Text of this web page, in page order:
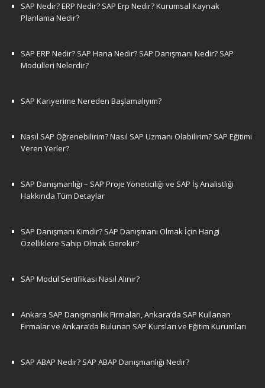
SAP Nedir? ERP Nedir? SAP Erp Nedir? Kurumsal Kaynak
Planlama Nedir?
SAP ERP Nedir? SAP Hana Nedir? SAP Danışmanı Nedir? SAP
Modülleri Nelerdir?
SAP Kariyerime Nereden Başlamalıyım?
Nasıl SAP Öğrenebilirim? Nasıl SAP Uzmanı Olabilirim? SAP Eğitimi
Veren Yerler?
SAP Danışmanlığı – SAP Proje Yöneticiliği ve SAP İş Analistliği
Hakkında Tüm Detaylar
SAP Danışmanı Kimdir? SAP Danışmanı Olmak İçin Hangi
Özelliklere Sahip Olmak Gerekir?
SAP Modül Sertifikası Nasıl Alınır?
Ankara SAP Danışmanlık Firmaları, Ankara’da SAP Kullanan
Firmalar ve Ankara’da Bulunan SAP Kursları ve Eğitim Kurumları
SAP ABAP Nedir? SAP ABAP Danışmanlığı Nedir?